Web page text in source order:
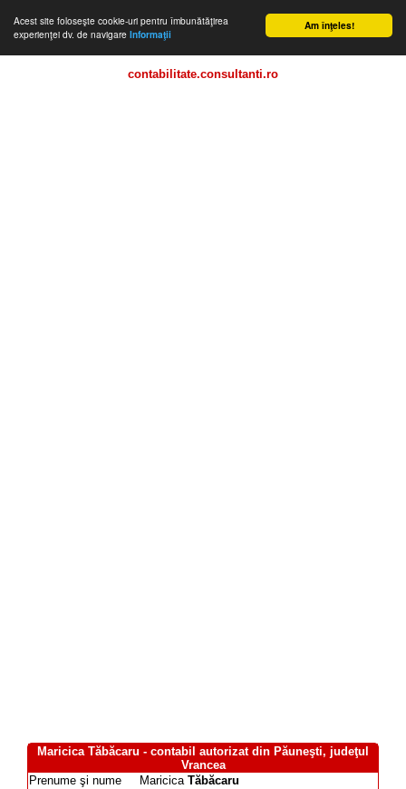
Am înţeles!
Acest site foloseşte cookie-uri pentru îmbunătăţirea
experienţei dv. de navigare Informaţii
contabilitate.consultanti.ro
Maricica Tăbăcaru - contabil autorizat din Păuneşti, judeţul
Vrancea
Prenume şi nume
Maricica Tăbăcaru